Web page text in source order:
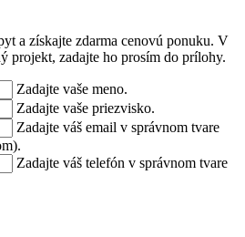
a získajte zdarma cenovú ponuku. V
projekt, zadajte ho prosím do prílohy.
Zadajte vaše meno.
Zadajte vaše priezvisko.
Zadajte váš email v správnom tvare
Zadajte váš telefón v správnom tvare